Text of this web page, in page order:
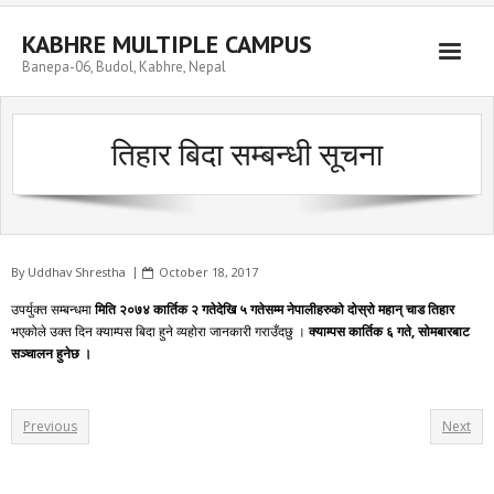
Skip
contentKABHRE MULTIPLE CAMPUS
Banepa-06, Budol, Kabhre, Nepal
तिहार बिदा सम्बन्धी सूचना
By Uddhav Shrestha October 18, 2017
उपर्युक्त सम्बन्धमामिति २०७४ कार्तिक २ गतेदेखि ५ गतेसम्म नेपालीहरुको दोस्रो महान् चाड तिहार
भएकोले उक्त दिन क्याम्पस बिदा हुने व्यहोरा जानकारी गराउँदछु ।क्याम्पस कार्तिक ६ गते, सोमबारबाट
सञ्चालन हुनेछ ।
Previous Next